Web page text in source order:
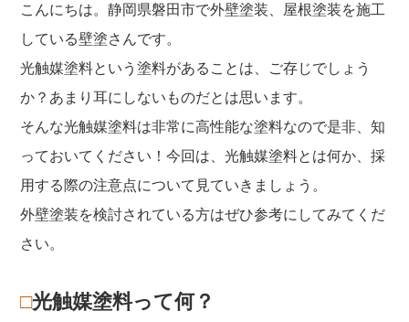
こんにちは。静岡県磐田市で外壁塗装、屋根塗装を施工
している壁塗さんです。
光触媒塗料という塗料があることは、ご存じでしょう
か？あまり耳にしないものだとは思います。
そんな光触媒塗料は非常に高性能な塗料なので是非、知
っておいてください！今回は、光触媒塗料とは何か、採
用する際の注意点について見ていきましょう。
外壁塗装を検討されている方はぜひ参考にしてみてくだ
さい。
□光触媒塗料って何？